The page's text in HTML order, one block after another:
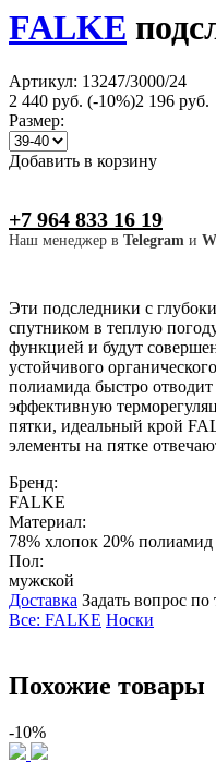
FALKE
Артикул: 13247/3000/24
2 440 руб. (-10%)2 196 руб.
Размер:
Добавить в корзину
+7 964 833 16 19
Наш менеджер в Telegram и
Эти подследники с
спутником в теплую
функцией и будут
устойчивого
полиамида быстро отводит
эффективную
пятки, идеальный крой
элементы на пятке
Бренд:
FALKE
Материал:
78% хлопок 20% полиамид
Пол:
мужской
Доставка Задать вопрос по
Все: FALKE Носки
Похожие товары
-10%